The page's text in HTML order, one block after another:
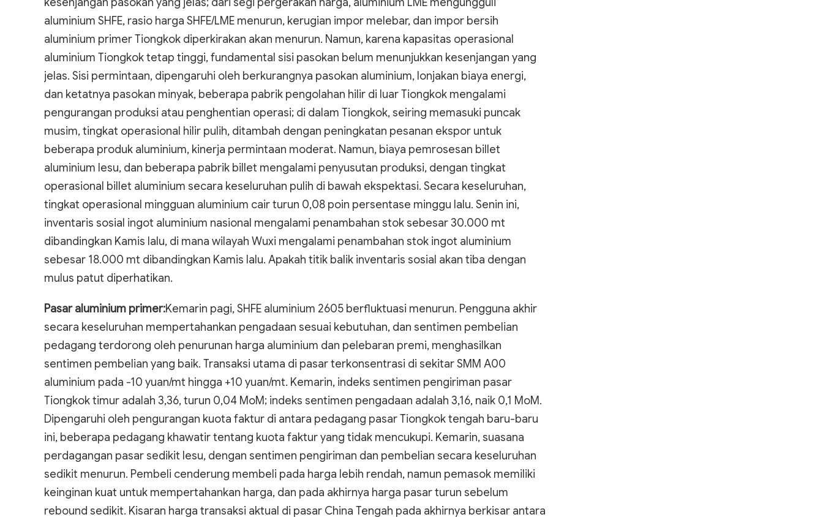
aluminium SHFE, rasio harga SHFE/LME menurun, kerugian impor melebar, dan impor bersih
aluminium primer Tiongkok diperkirakan akan menurun. Namun, karena kapasitas operasional
aluminium Tiongkok tetap tinggi, fundamental sisi pasokan belum menunjukkan kesenjangan yang
jelas. Sisi permintaan, dipengaruhi oleh berkurangnya pasokan aluminium, lonjakan biaya energi,
dan ketatnya pasokan minyak, beberapa pabrik pengolahan hilir di luar Tiongkok mengalami
pengurangan produksi atau penghentian operasi; di dalam Tiongkok, seiring memasuki puncak
musim, tingkat operasional hilir pulih, ditambah dengan peningkatan pesanan ekspor untuk
beberapa produk aluminium, kinerja permintaan moderat. Namun, biaya pemrosesan billet
aluminium lesu, dan beberapa pabrik billet mengalami penyusutan produksi, dengan tingkat
operasional billet aluminium secara keseluruhan pulih di bawah ekspektasi. Secara keseluruhan,
tingkat operasional mingguan aluminium cair turun 0,08 poin persentase minggu lalu. Senin ini,
inventaris sosial ingot aluminium nasional mengalami penambahan stok sebesar 30.000 mt
dibandingkan Kamis lalu, di mana wilayah Wuxi mengalami penambahan stok ingot aluminium
sebesar 18.000 mt dibandingkan Kamis lalu. Apakah titik balik inventaris sosial akan tiba dengan
mulus patut diperhatikan.
Pasar aluminium primer:Kemarin pagi, SHFE aluminium 2605 berfluktuasi menurun. Pengguna akhir
secara keseluruhan mempertahankan pengadaan sesuai kebutuhan, dan sentimen pembelian
pedagang terdorong oleh penurunan harga aluminium dan pelebaran premi, menghasilkan
sentimen pembelian yang baik. Transaksi utama di pasar terkonsentrasi di sekitar SMM A00
aluminium pada -10 yuan/mt hingga +10 yuan/mt. Kemarin, indeks sentimen pengiriman pasar
Tiongkok timur adalah 3,36, turun 0,04 MoM; indeks sentimen pengadaan adalah 3,16, naik 0,1 MoM.
Dipengaruhi oleh pengurangan kuota faktur di antara pedagang pasar Tiongkok tengah baru-baru
ini, beberapa pedagang khawatir tentang kuota faktur yang tidak mencukupi. Kemarin, suasana
perdagangan pasar sedikit lesu, dengan sentimen pengiriman dan pembelian secara keseluruhan
sedikit menurun. Pembeli cenderung membeli pada harga lebih rendah, namun pemasok memiliki
keinginan kuat untuk mempertahankan harga, dan pada akhirnya harga pasar turun sebelum
rebound sedikit. Kisaran harga transaksi aktual di pasar China Tengah pada akhirnya berkisar antara